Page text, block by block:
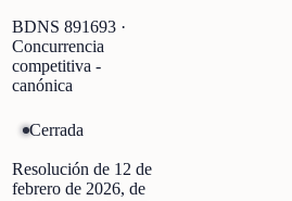
BDNS 891693 ·
Concurrencia
competitiva -
canónica
Cerrada
Resolución de 12 de
febrero de 2026, de